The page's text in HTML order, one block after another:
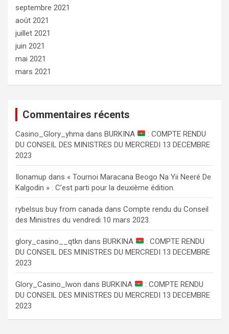
septembre 2021
août 2021
juillet 2021
juin 2021
mai 2021
mars 2021
Commentaires récents
Сasino_Glory_yhma dans BURKINA
: COMPTE RENDU
DU CONSEIL DES MINISTRES DU MERCREDI 13 DECEMBRE
2023
Ilonamup dans « Tournoi Maracana Beogo Na Yii Neeré De
Kalgodin » : C’est parti pour la deuxième édition.
rybelsus buy from canada dans Compte rendu du Conseil
des Ministres du vendredi 10 mars 2023.
glory_casino__qtkn dans BURKINA
: COMPTE RENDU
DU CONSEIL DES MINISTRES DU MERCREDI 13 DECEMBRE
2023
Glory_Casino_lwon dans BURKINA
: COMPTE RENDU
DU CONSEIL DES MINISTRES DU MERCREDI 13 DECEMBRE
2023